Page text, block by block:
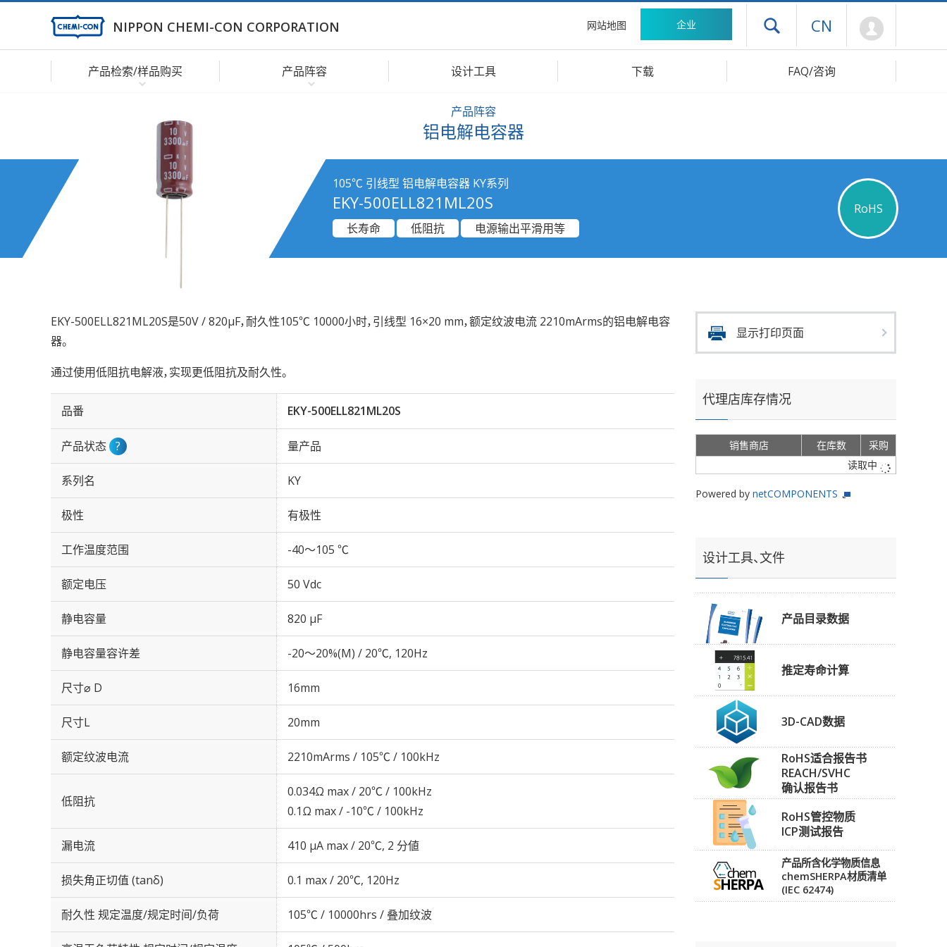
NIPPON CHEMI-CON CORPORATION 网站地图 企业 打开抽屉菜单
CN
产品检索/样品购买 产品阵容 设计工具 下载 FAQ/咨询
产品阵容
铝电解电容器
105℃ 引线型 铝电解电容器 KY系列
EKY-500ELL821ML20S
RoHS
长寿命
低阻抗 电源输出平滑用等
EKY-500ELL821ML20S是50V / 820µF，耐久性105℃ 10000小时，引线型 16×20 mm，额定纹波电流 2210mArms的铝电解电容
器。
通过使用低阻抗电解液，实现更低阻抗及耐久性。
品番 EKY-500ELL821ML20S
产品状态 ? 量产品
系列名 KY
极性 有极性
工作温度范围 -40～105 ℃
额定电压 50 Vdc
静电容量 820 µF
静电容量容许差 -20～20%(M) / 20℃, 120Hz
尺寸⌀ D 16mm
尺寸L 20mm
额定纹波电流 2210mArms / 105℃ / 100kHz
低阻抗
0.034Ω max / 20℃ / 100kHz
0.1Ω max / -10℃ / 100kHz
漏电流 410 μA max / 20℃, 2 分値
损失角正切值 (tanδ) 0.1 max / 20℃, 120Hz
耐久性 规定温度/规定时间/负荷 105℃ / 10000hrs / 叠加纹波
显示打印页面
代理店库存情况
销售商店 在库数
采购
读取中
Powered by netCOMPONENTS
设计工具、文件
产品目录数据
推定寿命计算
3D-CAD数据
RoHS适合报告书
REACH/SVHC
确认报告书
RoHS管控物质
ICP测试报告
产品所含化学物质信息
chemSHERPA材质清单
(IEC 62474)